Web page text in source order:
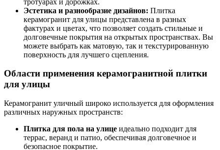
Эстетика и разнообразие дизайнов: Плитка
керамогранит для улицы представлена в разных
фактурах и цветах, что позволяет создать стильные и
долговечные покрытия на открытых пространствах. Вы
можете выбрать как матовую, так и текстурированную
поверхность для лучшего сцепления.
Области применения керамогранитной плитки
для улицы
Керамогранит уличный широко используется для оформления
различных наружных пространств:
Плитка для пола на улице идеально подходит для
террас, веранд и патио, обеспечивая долговечное и
безопасное покрытие.